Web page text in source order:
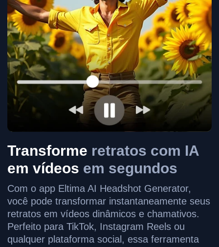
Transforme retratos com IA
em vídeos em segundos
Com o app Eltima AI Headshot Generator,
você pode transformar instantaneamente seus
retratos em vídeos dinâmicos e chamativos.
Perfeito para TikTok, Instagram Reels ou
qualquer plataforma social, essa ferramenta